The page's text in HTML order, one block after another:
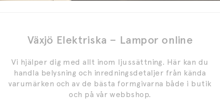
Växjö Elektriska – Lampor online
Vi hjälper dig med allt inom ljussättning. Här kan du
handla belysning och inredningsdetaljer från kända
varumärken och av de bästa formgivarna både i butik
och på vår webbshop.